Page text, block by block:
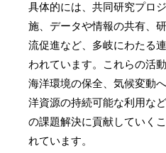
具体的には、共同研究プロ
施、データや情報の共有、
流促進など、多岐にわたる
われています。これらの活動
海洋環境の保全、気候変動
洋資源の持続可能な利用な
の課題解決に貢献していく
れています。